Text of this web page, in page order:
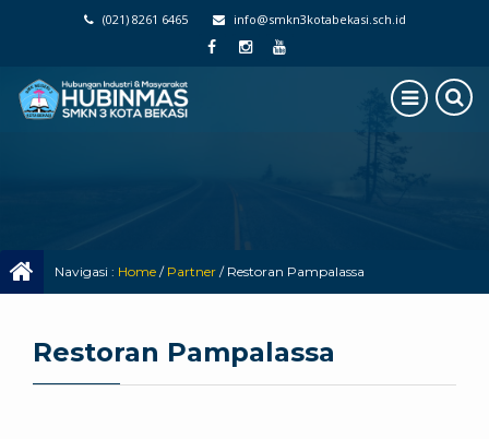
(021) 8261 6465 info@smkn3kotabekasi.sch.id
Navigasi : Home / Partner / Restoran Pampalassa
Restoran Pampalassa